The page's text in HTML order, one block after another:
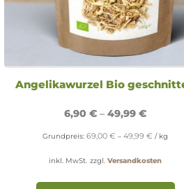
Angelikawurzel Bio
6,90 € – 49,99 €
Grundpreis: 69,00 € – 49,99 € / kg
inkl. MwSt. zzgl. Versandkosten